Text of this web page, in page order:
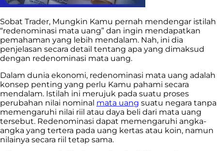
Sobat Trader, Mungkin Kamu pernah mendengar istilah
“redenominasi mata uang” dan ingin mendapatkan
pemahaman yang lebih mendalam. Nah, ini dia
penjelasan secara detail tentang apa yang dimaksud
dengan redenominasi mata uang.
Dalam dunia ekonomi, redenominasi mata uang adalah
konsep penting yang perlu Kamu pahami secara
mendalam. Istilah ini merujuk pada suatu proses
perubahan nilai nominal mata uang suatu negara tanpa
memengaruhi nilai riil atau daya beli dari mata uang
tersebut. Redenominasi dapat memengaruhi angka-
angka yang tertera pada uang kertas atau koin, namun
nilainya secara riil tetap sama.